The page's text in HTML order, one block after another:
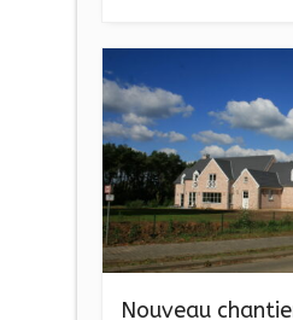
Nouveau